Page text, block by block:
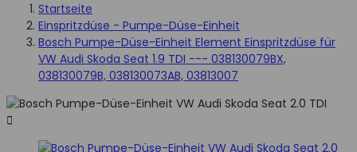
Startseite
Einspritzdüse - Pumpe-Düse-Einheit
Bosch Pumpe-Düse-Einheit Element Einspritzdüse für
VW Audi Skoda Seat 1.9 TDI --- 038130079BX,
038130079B, 038130073AB, 03813007
